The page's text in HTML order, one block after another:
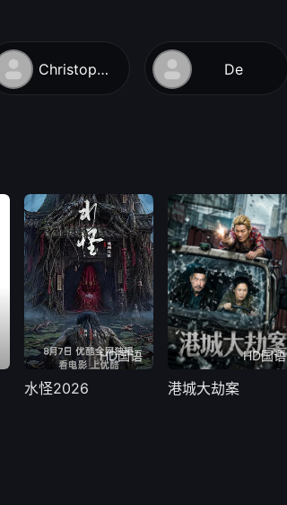
Christopher De
HD国语
水怪2026
HD国语
港城大劫案